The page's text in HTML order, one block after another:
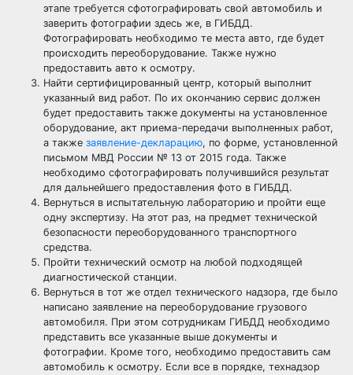
этапе требуется сфотографировать свой автомобиль и
заверить фотографии здесь же, в ГИБДД.
Фотографировать необходимо те места авто, где будет
происходить переоборудование. Также нужно
предоставить авто к осмотру.
Найти сертифицированный центр, который выполнит
указанный вид работ. По их окончанию сервис должен
будет предоставить также документы на установленное
оборудование, акт приема-передачи выполненных работ,
а также заявление-декларацию, по форме, установленной
письмом МВД России № 13 от 2015 года. Также
необходимо сфотографировать получившийся результат
для дальнейшего предоставления фото в ГИБДД.
Вернуться в испытательную лабораторию и пройти еще
одну экспертизу. На этот раз, на предмет технической
безопасности переоборудованного транспортного
средства.
Пройти технический осмотр на любой подходящей
диагностической станции.
Вернуться в тот же отдел технического надзора, где было
написано заявление на переоборудование грузового
автомобиля. При этом сотрудникам ГИБДД необходимо
представить все указанные выше документы и
фотографии. Кроме того, необходимо предоставить сам
автомобиль к осмотру. Если все в порядке, технадзор